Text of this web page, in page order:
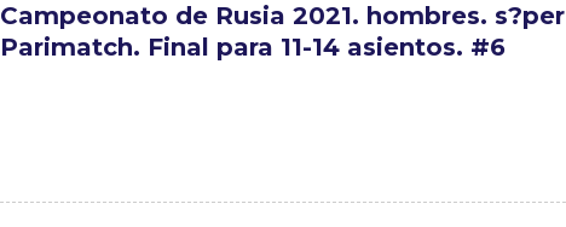
Campeonato de Rusia 2021. hombres. s?per
Parimatch. Final para 11-14 asientos. #6